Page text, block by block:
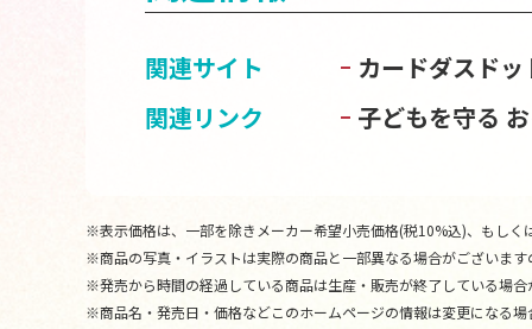
関連サイト
カードダスドッ
関連リンク
子どもを守る
※表示価格は、一部を除きメーカー希望小売価格(税10%込)、もしく
※商品の写真・イラストは実際の商品と一部異なる場合がございま
※発売から時間の経過している商品は生産・販売が終了している場
※商品名・発売日・価格などこのホームページの情報は変更になる